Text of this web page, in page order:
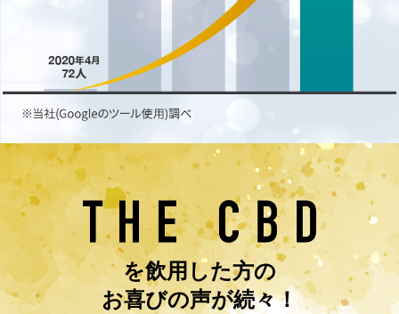
を飲用した方の
お喜びの声が続々！